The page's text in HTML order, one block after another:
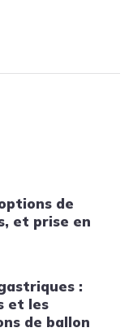
de
et prise en
:
et les
de ballon